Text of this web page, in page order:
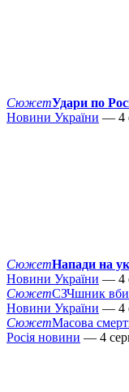
СюжетУдари по
Новини України — 4
СюжетНапади на
Новини України — 4
СюжетСЗЧшник вбив
Новини України — 4
СюжетМасова
Росія новини — 4